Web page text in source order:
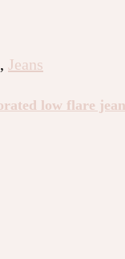
, Jeans
low flare